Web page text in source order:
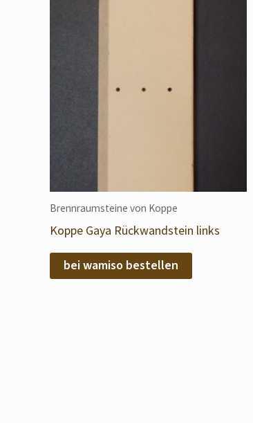
Brennraumsteine von Koppe
Koppe Gaya Rückwandstein links
bei wamiso bestellen